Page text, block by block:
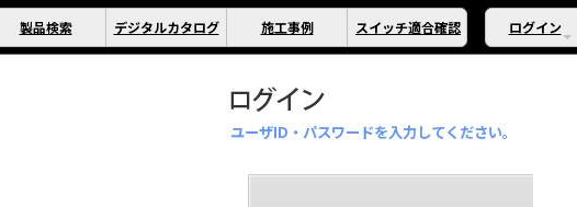
製品検索 デジタルカタログ 施工事例 スイッチ適合確認 ログイン
ユーザID・パスワードを入力してください。